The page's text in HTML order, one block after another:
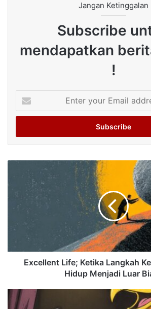
Jangan Ketinggalan
Subscribe
mendapatkan
!
your
Email
Excellent Life; Ketika Langkah
Hidup Menjadi Luar